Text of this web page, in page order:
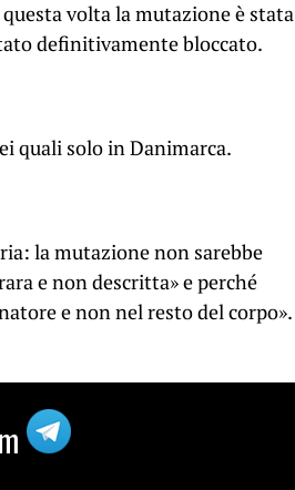
volta la mutazione è stata
definitivamente bloccato.
quali solo in Danimarca.
la mutazione non sarebbe
e non descritta» e perché
e non nel resto del corpo».